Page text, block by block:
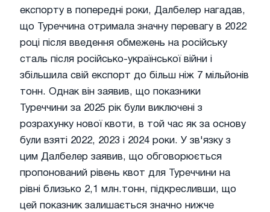
експорту в попередні роки, Далбелер нагадав,
що Туреччина отримала значну перевагу в 2022
році після введення обмежень на російську
сталь після російсько-української війни і
збільшила свій експорт до більш ніж 7 мільйонів
тонн. Однак він заявив, що показники
Туреччини за 2025 рік були виключені з
розрахунку нової квоти, в той час як за основу
були взяті 2022, 2023 і 2024 роки. У зв'язку з
цим Далбелер заявив, що обговорюється
пропонований рівень квот для Туреччини на
рівні близько 2,1 млн.тонн, підкресливши, що
цей показник залишається значно нижче